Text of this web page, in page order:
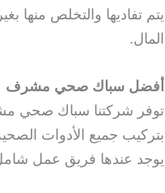
يتم تفاديها والتخلص منها
المال.
أفضل سباك صحي مشرف
توفر شركتنا سباك صحي
بتركيب جميع الأدوات
يوجد عندها فريق عمل شامل